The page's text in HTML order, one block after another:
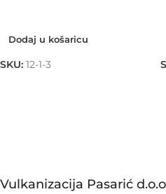
Dodaj u košaricu
SKU: 12-1-3
Vulkanizacija Pasarić